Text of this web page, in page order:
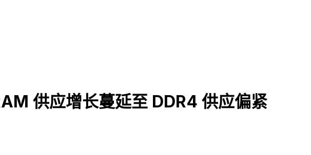
供应增长蔓延至 DDR4 供应偏紧